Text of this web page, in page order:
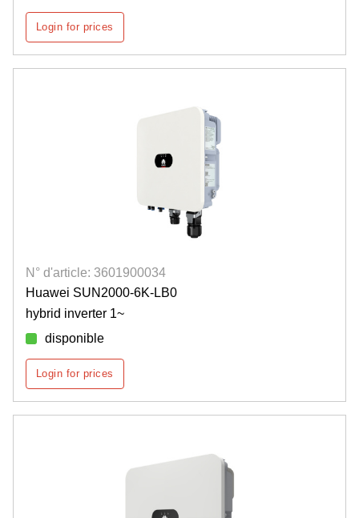
Login for prices
N° d'article: 3601900034
Huawei SUN2000-6K-LB0
hybrid inverter 1~
disponible
Login for prices